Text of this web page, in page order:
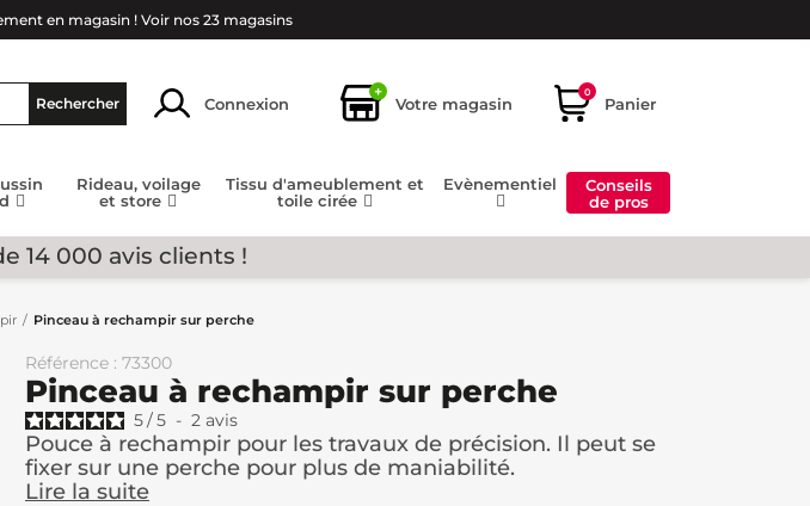
en magasin ! Voir nos 23 magasins
Rechercher Connexion
+
Votre magasin
0
Panier
Rideau, voilage
et store
Tissu d'ameublement et
toile cirée
Evènementiel
Conseils
de pros
de 14 000 avis clients !
Pinceau à rechampir sur perche
Référence : 73300
Pinceau à rechampir sur perche
5/5 - 2 avis
Pouce à rechampir pour les travaux de précision. Il peut se
fixer sur une perche pour plus de maniabilité.
Lire la suite